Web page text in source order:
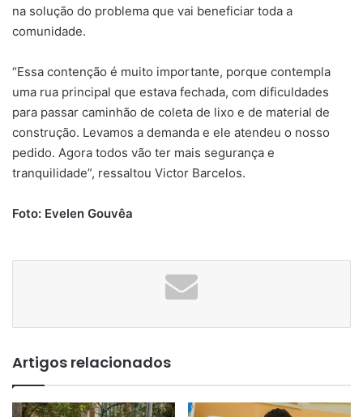
na solução do problema que vai beneficiar toda a
comunidade.
“Essa contenção é muito importante, porque contempla
uma rua principal que estava fechada, com dificuldades
para passar caminhão de coleta de lixo e de material de
construção. Levamos a demanda e ele atendeu o nosso
pedido. Agora todos vão ter mais segurança e
tranquilidade”, ressaltou Victor Barcelos.
Foto: Evelen Gouvêa
Artigos relacionados